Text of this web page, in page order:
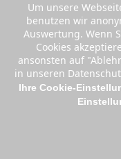
Kontakt
+49 (0)2166 3 99 99 70
Um unsere
benutzen wir
Auswertung. Wenn
Cookies
ansonsten auf
in unseren
Ihre Cookie-